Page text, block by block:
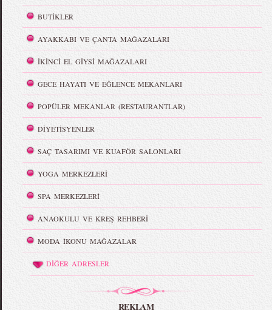
BUTİKLER
AYAKKABI VE ÇANTA MAĞAZALARI
İKİNCİ EL GİYSİ MAĞAZALARI
GECE HAYATI VE EĞLENCE MEKANLARI
POPÜLER MEKANLAR (RESTAURANTLAR)
DİYETİSYENLER
SAÇ TASARIMI VE KUAFÖR SALONLARI
YOGA MERKEZLERİ
SPA MERKEZLERİ
ANAOKULU VE KREŞ REHBERİ
MODA İKONU MAĞAZALAR
DİĞER ADRESLER
REKLAM